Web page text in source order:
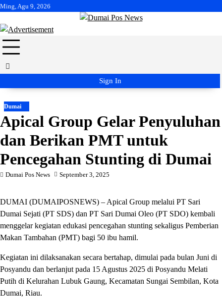
Skip
content
Ming, Agu 9, 2026
Sign In
Dumai
Apical Group Gelar Penyuluhan
dan Berikan PMT untuk
Pencegahan Stunting di Dumai
Dumai Pos News September 3, 2025
DUMAI (DUMAIPOSNEWS) – Apical Group melalui PT Sari
Dumai Sejati (PT SDS) dan PT Sari Dumai Oleo (PT SDO) kembali
menggelar kegiatan edukasi pencegahan stunting sekaligus Pemberian
Makan Tambahan (PMT) bagi 50 ibu hamil.
Kegiatan ini dilaksanakan secara bertahap, dimulai pada bulan Juni di
Posyandu dan berlanjut pada 15 Agustus 2025 di Posyandu Melati
Putih di Kelurahan Lubuk Gaung, Kecamatan Sungai Sembilan, Kota
Dumai, Riau.